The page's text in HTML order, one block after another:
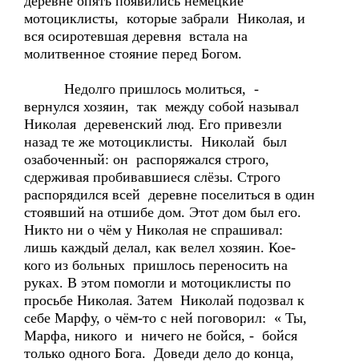
мотоциклисты, которые забрали Николая, и
вся осиротевшая деревня встала на
молитвенное стояние перед Богом.
Недолго пришлось молиться, -
вернулся хозяин, так между собой называл
Николая деревенский люд. Его привезли
назад те же мотоциклисты. Николай был
озабоченный: он распоряжался строго,
сдерживая пробивавшиеся слёзы. Строго
распорядился всей деревне поселиться в один
стоявший на отшибе дом. Этот дом был его.
Никто ни о чём у Николая не спрашивал:
лишь каждый делал, как велел хозяин. Кое-
кого из больных пришлось переносить на
руках. В этом помогли и мотоциклисты по
просьбе Николая. Затем Николай подозвал к
себе Марфу, о чём-то с ней поговорил: « Ты,
Марфа, никого и ничего не бойся, - бойся
только одного Бога. Доведи дело до конца,